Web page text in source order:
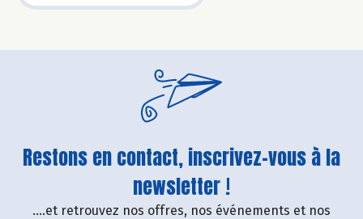
Restons en contact, inscrivez-vous à la
newsletter !
....et retrouvez nos offres, nos événements et nos